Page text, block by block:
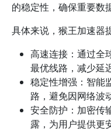
的稳定性，确保重要数
具体来说，猴王加速器
高速连接：通过全
最优线路，减少延迟
稳定性增强：智能
路，避免因网络波
安全防护：加密传
露，为用户提供更